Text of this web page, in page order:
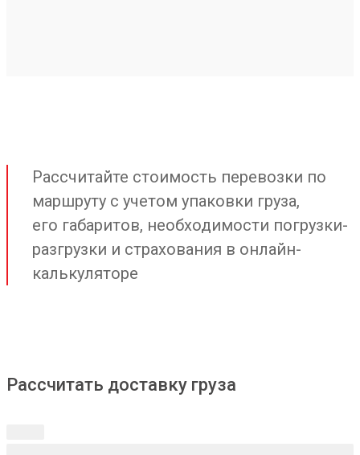
Рассчитайте стоимость перевозки по
маршруту с учетом упаковки груза,
его габаритов, необходимости погрузки-
разгрузки и страхования в онлайн-
калькуляторе
Рассчитать доставку груза